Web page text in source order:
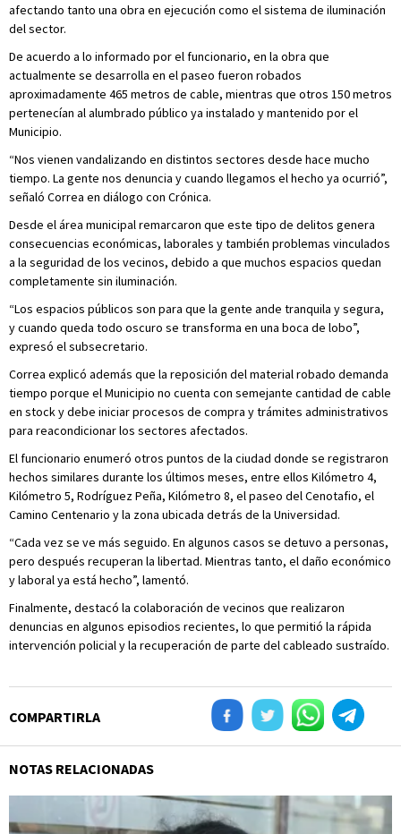
afectando tanto una obra en ejecución como el sistema de iluminación
del sector.
De acuerdo a lo informado por el funcionario, en la obra que
actualmente se desarrolla en el paseo fueron robados
aproximadamente 465 metros de cable, mientras que otros 150 metros
pertenecían al alumbrado público ya instalado y mantenido por el
Municipio.
“Nos vienen vandalizando en distintos sectores desde hace mucho
tiempo. La gente nos denuncia y cuando llegamos el hecho ya ocurrió”,
señaló Correa en diálogo con Crónica.
Desde el área municipal remarcaron que este tipo de delitos genera
consecuencias económicas, laborales y también problemas vinculados
a la seguridad de los vecinos, debido a que muchos espacios quedan
completamente sin iluminación.
“Los espacios públicos son para que la gente ande tranquila y segura,
y cuando queda todo oscuro se transforma en una boca de lobo”,
expresó el subsecretario.
Correa explicó además que la reposición del material robado demanda
tiempo porque el Municipio no cuenta con semejante cantidad de cable
en stock y debe iniciar procesos de compra y trámites administrativos
para reacondicionar los sectores afectados.
El funcionario enumeró otros puntos de la ciudad donde se registraron
hechos similares durante los últimos meses, entre ellos Kilómetro 4,
Kilómetro 5, Rodríguez Peña, Kilómetro 8, el paseo del Cenotafio, el
Camino Centenario y la zona ubicada detrás de la Universidad.
“Cada vez se ve más seguido. En algunos casos se detuvo a personas,
pero después recuperan la libertad. Mientras tanto, el daño económico
y laboral ya está hecho”, lamentó.
Finalmente, destacó la colaboración de vecinos que realizaron
denuncias en algunos episodios recientes, lo que permitió la rápida
intervención policial y la recuperación de parte del cableado sustraído.
COMPARTIRLA
NOTAS RELACIONADAS